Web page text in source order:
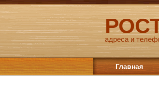
адреса и
Главная